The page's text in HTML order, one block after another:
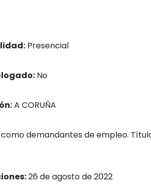
Presencial
No
A CORUÑA
demandantes de empleo.
26 de agosto de 2022